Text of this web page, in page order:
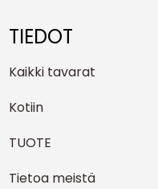
TIEDOT
Kaikki tavarat
Kotiin
TUOTE
Tietoa meistä